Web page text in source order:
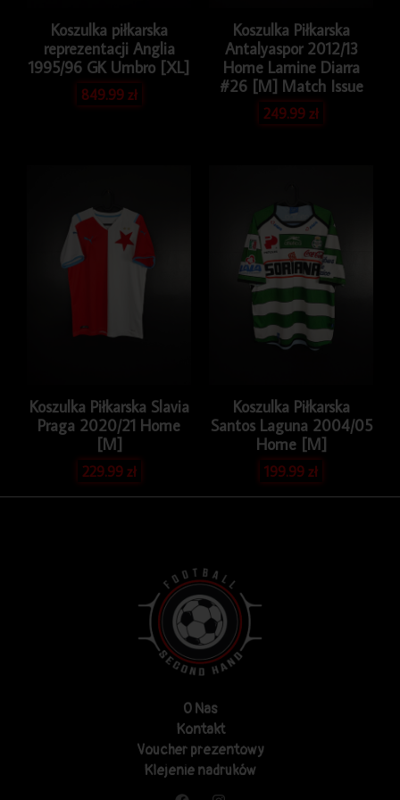
Koszulka piłkarska
reprezentacji Anglia
1995/96 GK Umbro [XL]
849.99zł
Koszulka Piłkarska
Antalyaspor 2012/13
Home Lamine Diarra
#26 [M] Match Issue
249.99zł
Koszulka Piłkarska Slavia
Praga 2020/21 Home
[M]
229.99zł
Koszulka Piłkarska
Santos Laguna 2004/05
Home [M]
199.99zł
O Nas
Kontakt
Voucher prezentowy
Klejenie nadruków